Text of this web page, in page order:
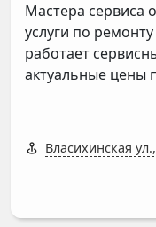
Мастера сервиса
услуги по
работает
актуальные цены
Власихинская